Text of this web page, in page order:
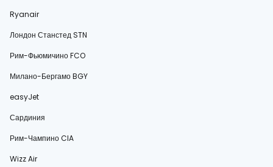
Ryanair
Лондон Станстед STN
Рим-Фьюмичино FCO
Милано-Бергамо BGY
easyJet
Сардиния
Рим-Чампино CIA
Wizz Air